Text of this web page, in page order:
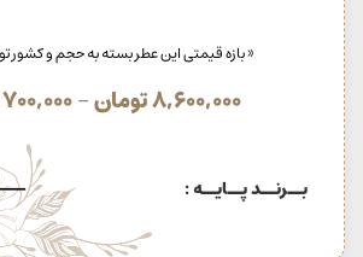
« بازه قیمتی این عطر بسته به حجم و کشور
8,600,000تومان–
700,000
بــرنــد پــایــه :